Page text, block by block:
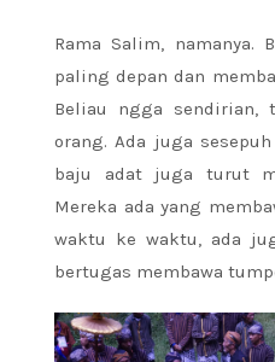
Rama Salim, namanya.
paling depan dan
Beliau ngga
orang. Ada juga
baju adat juga turut
Mereka ada yang
waktu ke waktu, ada
bertugas membawa